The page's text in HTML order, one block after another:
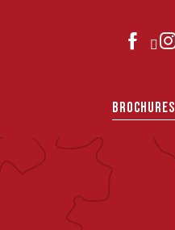
BROCHURES